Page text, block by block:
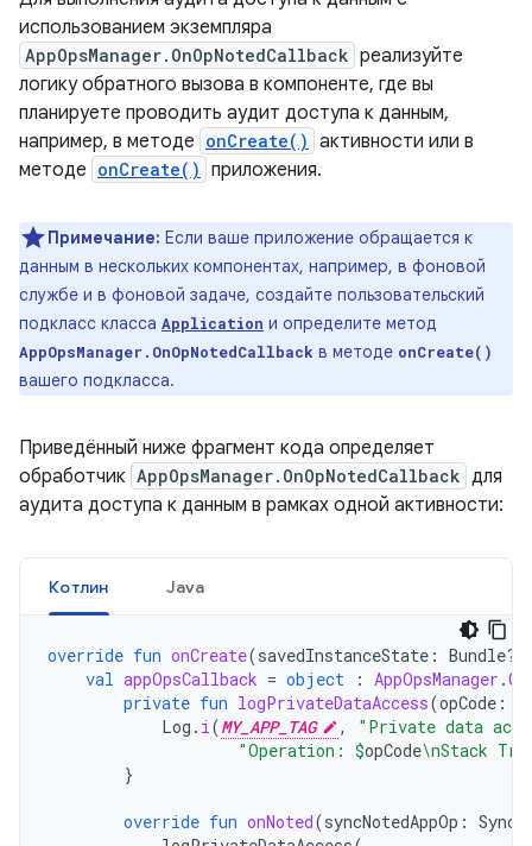
использованием экземпляра
AppOpsManager.OnOpNotedCallback реализуйте
логику обратного вызова в компоненте, где вы
планируете проводить аудит доступа к данным,
например, в методе onCreate() активности или в
методе onCreate() приложения.
Примечание: Если ваше приложение обращается к
данным в нескольких компонентах, например, в фоновой
службе и в фоновой задаче, создайте пользовательский
подкласс класса Application и определите метод
AppOpsManager.OnOpNotedCallback в методе onCreate()
вашего подкласса.
Приведённый ниже фрагмент кода определяет
обработчик AppOpsManager.OnOpNotedCallback для
аудита доступа к данным в рамках одной активности:
Котлин Java
override fun onCreate(savedInstanceState : Bundle?)
val appOpsCallback = object : AppOpsManager .
private fun logPrivateDataAccess(opCode :
Log . i(MY_APP_TAG ,
"Private data
"Operation: $opCode\nStack
}
override fun onNoted(syncNotedAppOp :